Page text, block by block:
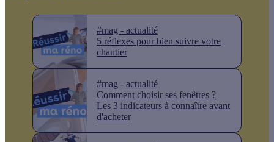
#mag - actualité
5 réflexes pour bien suivre votre
chantier
#mag - actualité
Comment choisir ses fenêtres ?
Les 3 indicateurs à connaître avant
d'acheter